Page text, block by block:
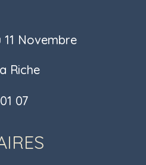
11 Novembre
Riche
07